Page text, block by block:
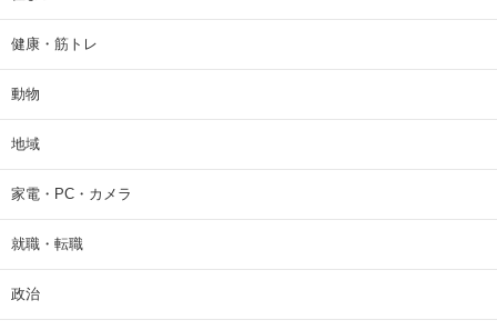
健康・筋トレ
動物
地域
家電・PC・カメラ
就職・転職
政治